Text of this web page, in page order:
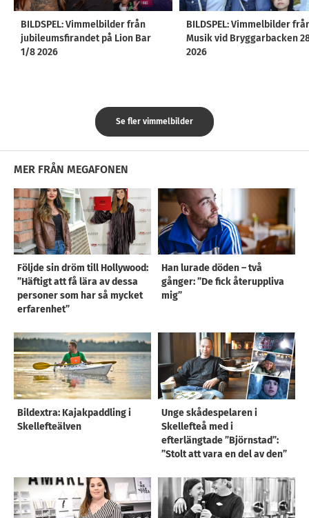
BILDSPEL: Vimmelbilder från
jubileumsfirandet på Lion Bar
1/8 2026
BILDSPEL: Vimmelbilder
Musik vid Bryggarbacken
2026
Se fler vimmelbilder
MER FRÅN MEGAFONEN
Följde sin dröm till Hollywood:
”Häftigt att få lära av dessa
personer som har så mycket
erfarenhet”
Han lurade döden – två
gånger: ”De fick återuppliva
mig”
Bildextra: Kajakpaddling i
Skellefteälven
Unge skådespelaren i
Skellefteå med i
efterlängtade ”Björnstad”:
”Stolt att vara en del av den”